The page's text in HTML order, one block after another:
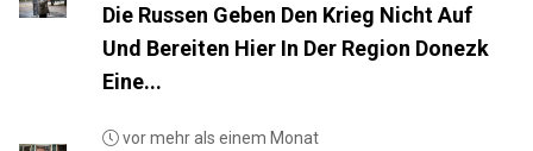
Die Russen Geben Den Krieg Nicht Auf
Und Bereiten Hier In Der Region Donezk
Eine...
vor mehr als einem Monat